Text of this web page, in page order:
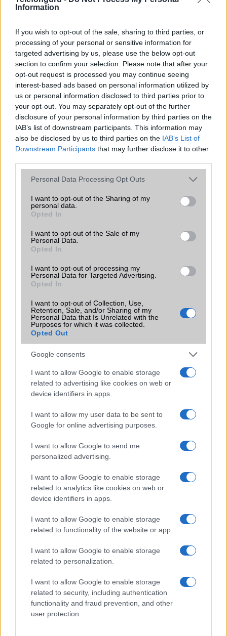
Information
If you wish to opt-out of the sale, sharing to third parties, or
processing of your personal or sensitive information for
targeted advertising by us, please use the below opt-out
section to confirm your selection. Please note that after your
opt-out request is processed you may continue seeing
interest-based ads based on personal information utilized by
us or personal information disclosed to third parties prior to
your opt-out. You may separately opt-out of the further
disclosure of your personal information by third parties on the
IAB’s list of downstream participants. This information may
also be disclosed by us to third parties on the IAB’s List of
Downstream Participants that may further disclose it to other
Please note that this website/app uses one or more Google
not limited to your visit or usage behaviour. You may click to
grant or deny consent to Google and its third-party tags to
use your data for below specified purposes in below Google
consent section.
Personal Data Processing Opt Outs
I want to opt-out of the Sharing of my
personal data.
Opted In
I want to opt-out of the Sale of my
Personal Data.
Opted In
I want to opt-out of processing my
Personal Data for Targeted Advertising.
Opted In
I want to opt-out of Collection, Use,
Retention, Sale, and/or Sharing of my
Personal Data that Is Unrelated with the
Purposes for which it was collected.
Opted Out
Google consents
I want to allow Google to enable storage
related to advertising like cookies on web or
device identifiers in apps.
I want to allow my user data to be sent to
Google for online advertising purposes.
I want to allow Google to send me
personalized advertising.
I want to allow Google to enable storage
related to analytics like cookies on web or
device identifiers in apps.
I want to allow Google to enable storage
related to functionality of the website or app.
I want to allow Google to enable storage
related to personalization.
I want to allow Google to enable storage
related to security, including authentication
functionality and fraud prevention, and other
user protection.
Organizer Nincs
Office alkalmazások Nincs
Iránytũ Nincs
Extrák Nincs
EGYÉB
Vibra jelzés Van
SIM típus eSIM
SIM-ek száma 1
Flight mode Van
Funkciók
Védelem
SAR
Nincs publikus adat!
Új és Használt GSM kiemelt ajánlatok
Samsung Galaxy S26
Nelly GSM
Apple iPhone 16 Pro